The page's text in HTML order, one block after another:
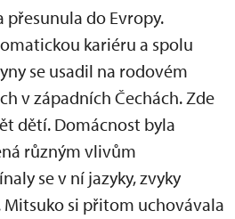
přesunula do Evropy.
kariéru a spolu
se usadil na rodovém
v západních Čechách. Zde
dětí. Domácnost byla
různým vlivům
se v ní jazyky, zvyky
Mitsuko si přitom uchovávala